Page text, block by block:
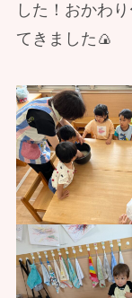
した！おかわ
てきました🍙